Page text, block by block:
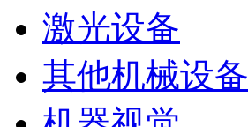
激光设备
其他机械设备